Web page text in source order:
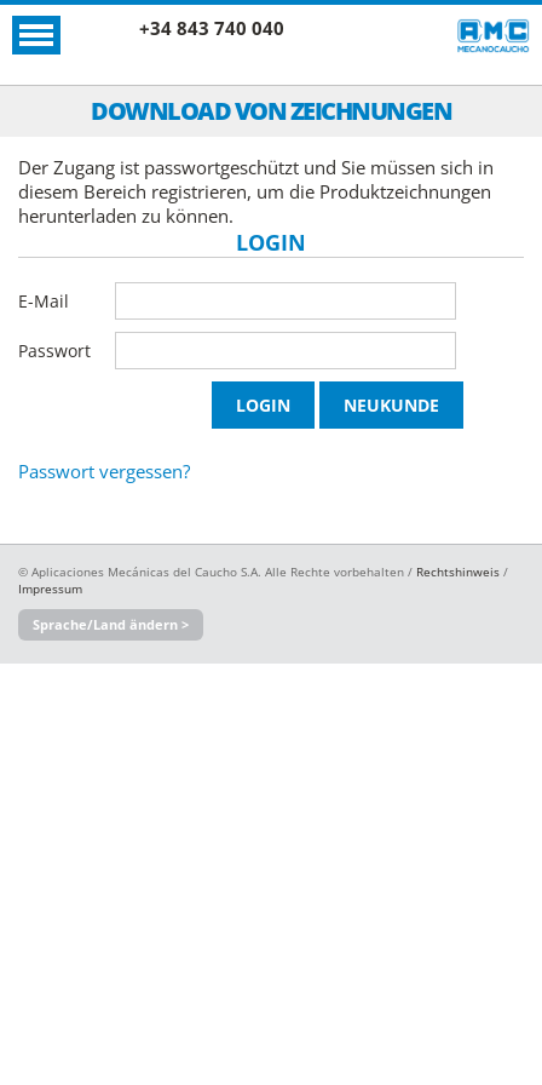
+34 843 740 040
DOWNLOAD VON ZEICHNUNGEN
Der Zugang ist passwortgeschützt und Sie müssen sich in
diesem Bereich registrieren, um die Produktzeichnungen
herunterladen zu können.
LOGIN
E-Mail
Passwort
Passwort vergessen?
© Aplicaciones Mecánicas del Caucho S.A. Alle Rechte vorbehalten / Rechtshinweis /
Impressum
Sprache/Land ändern >